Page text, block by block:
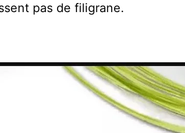
pas de filigrane.